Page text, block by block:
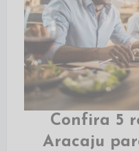
Confira 5
Aracaju